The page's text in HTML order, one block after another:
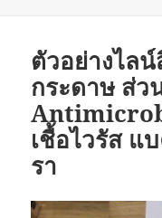
ตัวอย่างไล
กระดาษ ส่ว
เชื้อไวรัส แ
รา